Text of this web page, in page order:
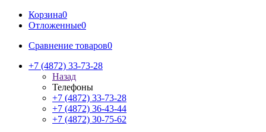
Корзина0
Отложенные0
Сравнение товаров0
+7 (4872) 33-73-28
Назад
Телефоны
+7 (4872) 33-73-28
+7 (4872) 36-43-44
+7 (4872) 30-75-62